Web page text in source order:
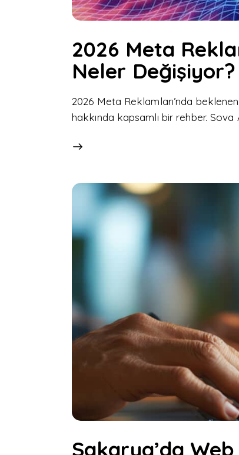
2026 Meta
Neler Değişiyor?
2026 Meta Reklamları’nda
hakkında kapsamlı bir rehber.
Sakarya’da